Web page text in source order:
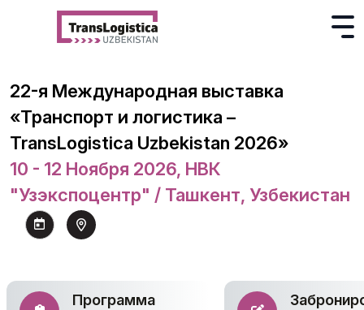
22-я Международная выставка
«Транспорт и логистика –
TransLogistica Uzbekistan 2026»
10 - 12 Ноября 2026, НВК
"Узэкспоцентр" / Ташкент, Узбекистан
Программа